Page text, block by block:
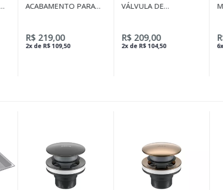
ACABAMENTO PARA
1U0022 IZY CROMADO
R$ 219,00
2x de R$ 109,50
VÁLVULA DE
41/2U0022 CROMADO
R$ 209,00
2x de R$ 104,50